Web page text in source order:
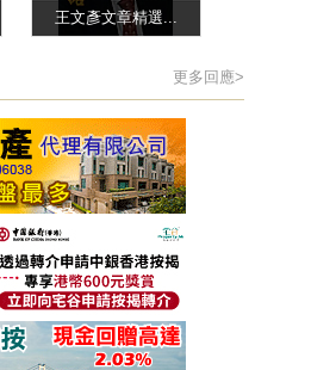
王文彥文章精選...
更多回應>